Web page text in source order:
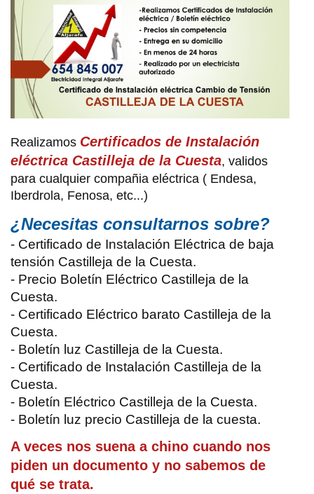
Realizamos Certificados de Instalación
eléctrica Castilleja de la Cuesta, validos
para cualquier compañia eléctrica ( Endesa,
Iberdrola, Fenosa, etc...)
¿Necesitas consultarnos sobre?
- Certificado de Instalación Eléctrica de baja
tensión Castilleja de la Cuesta.
- Precio Boletín Eléctrico Castilleja de la
Cuesta.
- Certificado Eléctrico barato Castilleja de la
Cuesta.
- Boletín luz Castilleja de la Cuesta.
- Certificado de Instalación Castilleja de la
Cuesta.
- Boletín Eléctrico Castilleja de la Cuesta.
- Boletín luz precio Castilleja de la cuesta.
A veces nos suena a chino cuando nos
piden un documento y no sabemos de
qué se trata.